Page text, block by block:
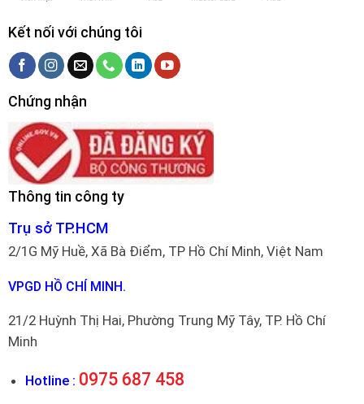
Kết nối với chúng tôi
Chứng nhận
Thông tin công ty
Trụ sở TP.HCM
2/1G Mỹ Huề, Xã Bà Điểm, TP Hồ Chí Minh, Việt Nam
VPGD HỒ CHÍ MINH.
21/2 Huỳnh Thị Hai, Phường Trung Mỹ Tây, TP. Hồ Chí
Minh
Hotline : 0975 687 458